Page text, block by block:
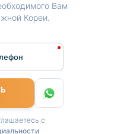
Вам
Кореи.
с